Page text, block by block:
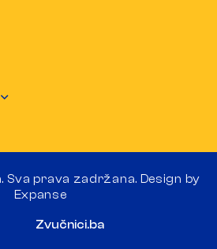
Sva prava zadržana. Design by
Expanse
Zvučnici.ba